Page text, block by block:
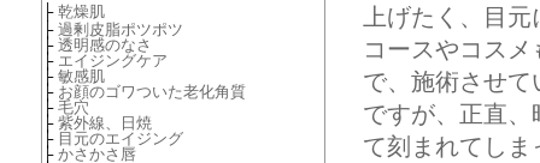
├ 乾燥肌
├ 過剰皮脂ポツポツ
├ 透明感のなさ
├ エイジングケア
├ 敏感肌
├ お顔のゴワついた老化角質
├ 毛穴
├ 紫外線、日焼
├ 目元のエイジング
├ かさかさ唇
上げたく、目
コースやコスメ
で、施術させて
ですが、正直、
て刻まれてしま